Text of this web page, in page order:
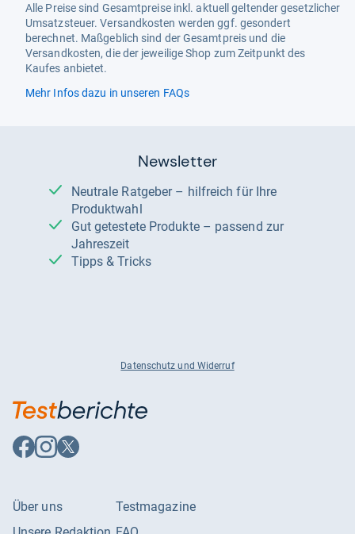
Alle Preise sind Gesamtpreise inkl. aktuell geltender gesetzlicher
Umsatzsteuer. Versandkosten werden ggf. gesondert
berechnet. Maßgeblich sind der Gesamtpreis und die
Versandkosten, die der jeweilige Shop zum Zeitpunkt des
Kaufes anbietet.
Mehr Infos dazu in unseren FAQs
Newsletter
Neutrale Ratgeber – hilfreich für Ihre
Produktwahl
Gut getestete Produkte – passend zur
Jahreszeit
Tipps & Tricks
Datenschutz und Widerruf
Auf
Facebook
Auf
Instagram
Auf
X
Über uns
Testmagazine